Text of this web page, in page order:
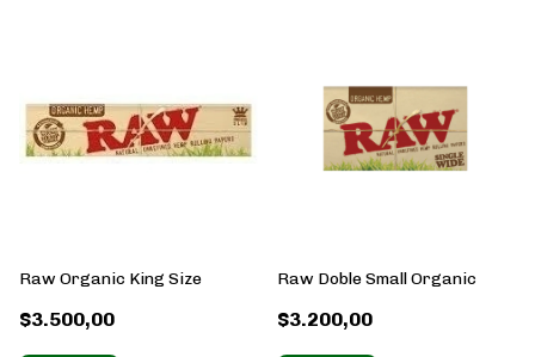
Raw Organic King Size
$3.500,00
Raw Doble Small Organic
$3.200,00